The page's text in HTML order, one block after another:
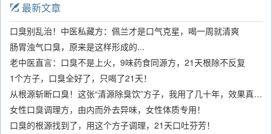
最新文章
口臭别乱治！中医私藏方：佩兰才是口气克星，喝一周就清爽
肠胃浊气口臭，原来是这样形成的...
老中医直言：口臭不是上火，9味药食同源方，21天根除不反复
1个方子，口臭全好了，只喝了21天！
从根源斩断口臭！这张“清源除臭饮”方子，我用了几十年，效果真不错
女性口臭调理方，由内而外去异味，女性体质专用！
口臭的根源找到了，用这个方子调理，21天口吐芬芳！